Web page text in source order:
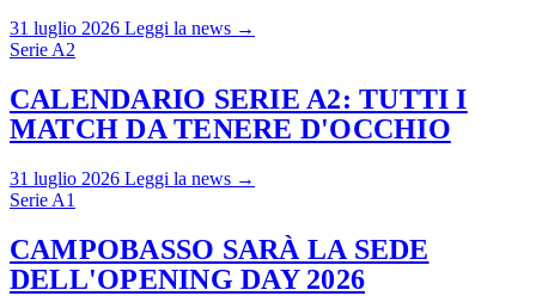
31 luglio 2026 Leggi la news →
Serie A2
CALENDARIO SERIE A2: TUTTI I
MATCH DA TENERE D'OCCHIO
31 luglio 2026 Leggi la news →
Serie A1
CAMPOBASSO SARÀ LA SEDE
DELL'OPENING DAY 2026